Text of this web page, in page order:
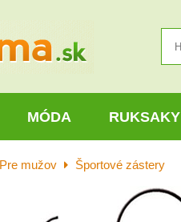
MÓDA RUKSAKY
Pre mužov Športové zástery